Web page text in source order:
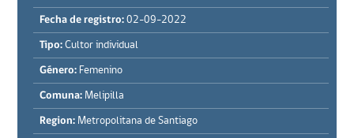
Fecha de registro: 02-09-2022
Tipo: Cultor individual
Género: Femenino
Comuna: Melipilla
Region: Metropolitana de Santiago